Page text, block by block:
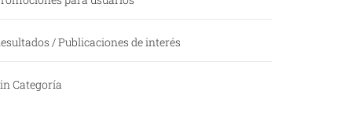
/ Publicaciones de interés
Categoría